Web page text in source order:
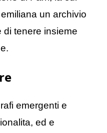
un archivio
di tenere insieme
emergenti e
ed e